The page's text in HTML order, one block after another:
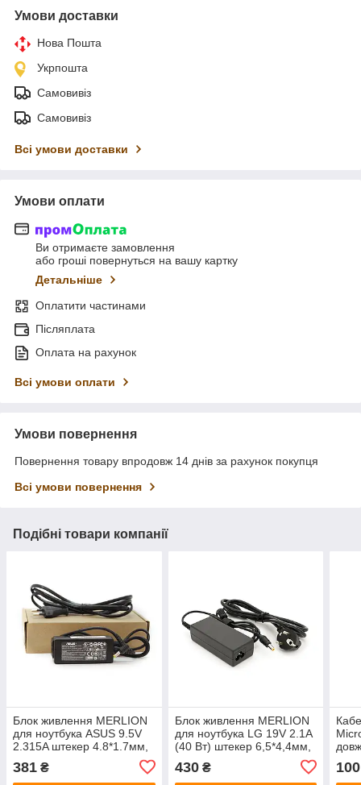
Умови доставки
Нова Пошта
Укрпошта
Самовивіз
Самовивіз
Всі умови доставки
Умови оплати
Ви отримаєте замовлення
або гроші повернуться на вашу картку
Детальніше
Оплатити частинами
Післяплата
Оплата на рахунок
Всі умови оплати
Умови повернення
Повернення товару впродовж 14 днів за рахунок покупця
Всі умови повернення
Подібні товари компанії
Блок живлення MERLION
для ноутбука ASUS 9.5V
2.315A штекер 4.8*1.7мм,
живлення
381 ₴
Блок живлення MERLION
для ноутбука LG 19V 2.1A
(40 Вт) штекер 6,5*4,4мм,
живлення
430₴ 100